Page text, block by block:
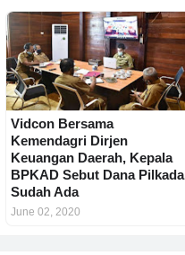
Vidcon Bersama
Kemendagri Dirjen
Keuangan Daerah, Kepala
BPKAD Sebut Dana Pilkada
Sudah Ada
June 02, 2020